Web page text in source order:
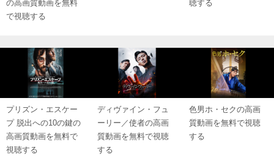
の高画質動画を無料
で視聴する
聴する
プリズン・エスケー
プ 脱出への10の鍵の
高画質動画を無料で
視聴する
ディヴァイン・フュ
ーリー／使者の高画
質動画を無料で視聴
する
色男ホ・セクの高画
質動画を無料で視聴
する